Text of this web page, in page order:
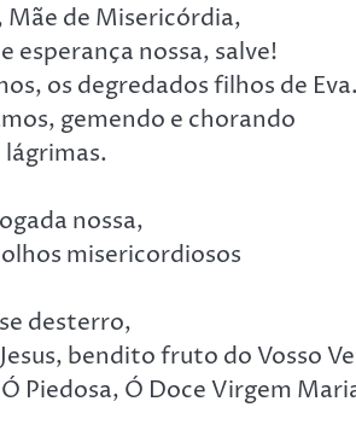
Mãe de Misericórdia,
esperança nossa, salve!
os degredados filhos de
gemendo e chorando
lágrimas.
nossa,
olhos misericordiosos
desterro,
bendito fruto do Vosso
Piedosa, Ó Doce Virgem